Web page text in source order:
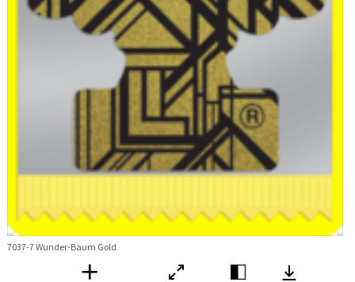
7037-7 Wunder-Baum Gold